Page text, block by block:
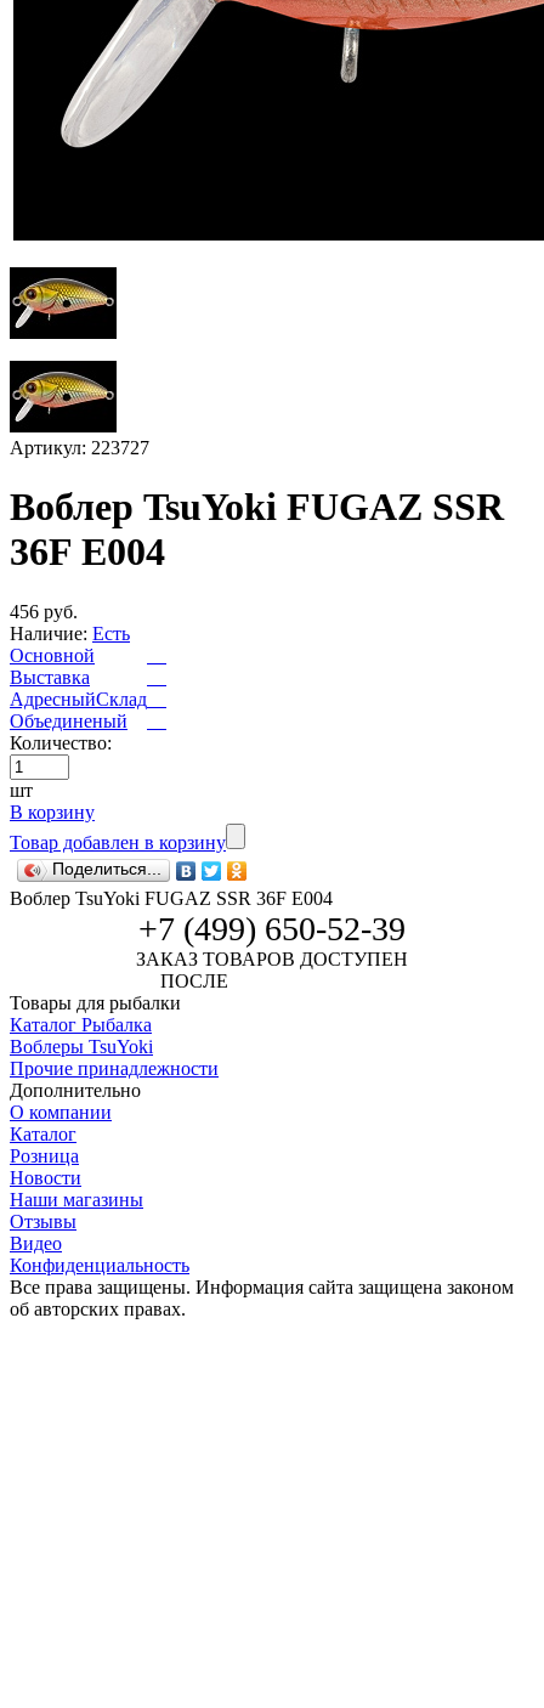
Артикул: 223727
Воблер TsuYoki FUGAZ SSR
36F E004
456 руб.
Наличие: Есть
Основной
Выставка
АдресныйСклад
Объединеный
Количество:
шт
В корзину
Товар добавлен в корзину
Поделиться...
Воблер TsuYoki FUGAZ SSR 36F E004
+7 (499) 650-52-39
ЗАКАЗ ТОВАРОВ ДОСТУПЕН
ПОСЛЕ
Товары для рыбалки
Каталог Рыбалка
Воблеры TsuYoki
Прочие принадлежности
Дополнительно
О компании
Каталог
Розница
Новости
Наши магазины
Отзывы
Видео
Конфиденциальность
Все права защищены. Информация сайта защищена законом
об авторских правах.